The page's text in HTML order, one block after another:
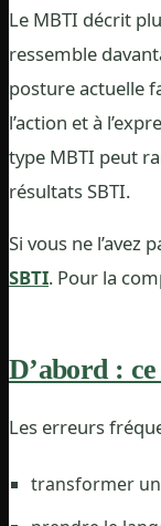
Le MBTI décrit
ressemble
posture actuelle
l’action et à
type MBTI peut
résultats SBTI.
Si vous ne l’avez
SBTI. Pour la
D’abord :
Les erreurs
transformer